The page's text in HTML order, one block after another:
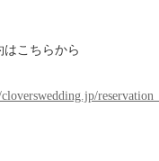
はこちらから